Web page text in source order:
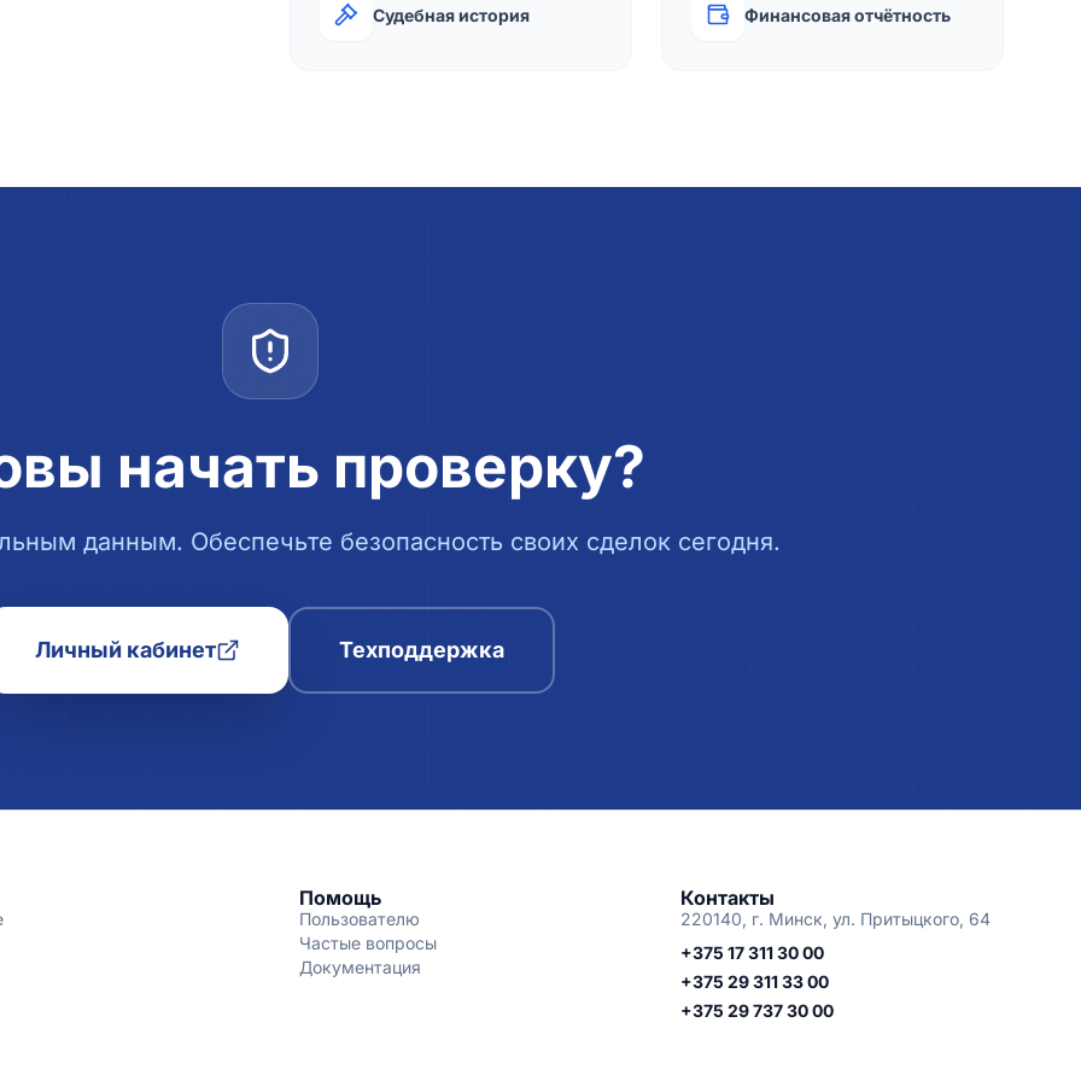
Судебная история Финансовая отчётность
начать проверку?
данным. Обеспечьте безопасность своих сделок сегодня.
Личный кабинет Техподдержка
Помощь
Пользователю
Частые вопросы
Документация
Контакты
220140, г. Минск, ул. Притыцкого, 64
+375 17 311 30 00
+375 29 311 33 00
+375 29 737 30 00